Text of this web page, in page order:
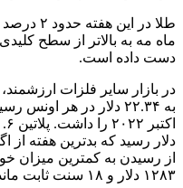
طلا در
دست داده است.
به ۲۲.۳۴ دلار در هر
۱۲۸۳ دلار و ۱۸ سنت ثابت ماند.